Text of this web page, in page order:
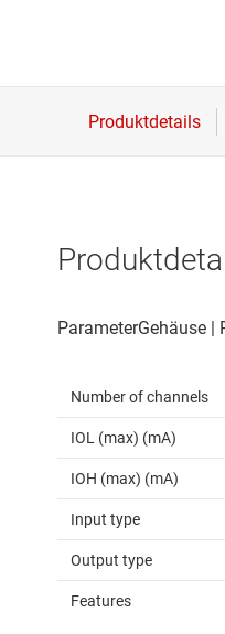
Number of channels
IOL (max) (mA)
IOH (max) (mA)
Input type
Output type
Features